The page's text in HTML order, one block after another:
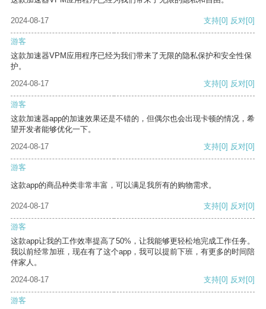
2024-08-17 支持[0] 反对[0]
游客
这款加速器VPM应用程序已经为我们带来了无限的隐私保护和安全性保
护。
2024-08-17
支持[0] 反对[0]
游客
这款加速器app的加速效果还是不错的，但偶尔也会出现卡顿的情况，希
望开发者能够优化一下。
2024-08-17
支持[0] 反对[0]
游客
这款app的商品种类非常丰富，可以满足我所有的购物需求。
2024-08-17 支持[0] 反对[0]
游客
这款app让我的工作效率提高了50%，让我能够更轻松地完成工作任务。
我以前经常加班，现在有了这个app，我可以提前下班，有更多的时间陪
伴家人。
2024-08-17
支持[0] 反对[0]
游客